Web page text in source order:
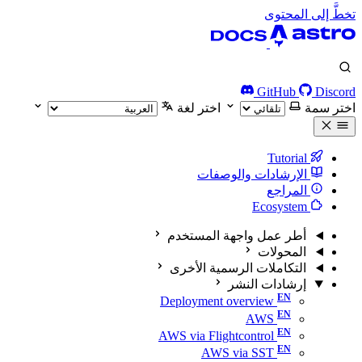
تخطَّ إلى المحتوى
GitHub
Discord
اختر سمة
اختر لغة
الإرشادات والوصفات
المراجع
أطر عمل واجهة المستخدم
المحولات
التكاملات الرسمية الأخرى
إرشادات النشر
Deployment overview
AWS
AWS via Flightcontrol
AWS via SST